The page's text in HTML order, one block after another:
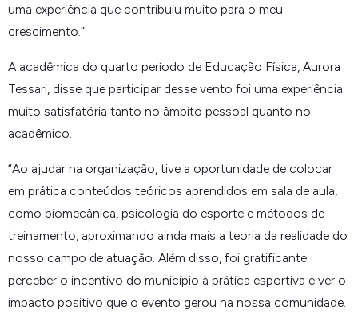
uma experiência que contribuiu muito para o meu
crescimento.”
A acadêmica do quarto período de Educação Física, Aurora
Tessari, disse que participar desse vento foi uma experiência
muito satisfatória tanto no âmbito pessoal quanto no
acadêmico.
“Ao ajudar na organização, tive a oportunidade de colocar
em prática conteúdos teóricos aprendidos em sala de aula,
como biomecânica, psicologia do esporte e métodos de
treinamento, aproximando ainda mais a teoria da realidade do
nosso campo de atuação. Além disso, foi gratificante
perceber o incentivo do município à prática esportiva e ver o
impacto positivo que o evento gerou na nossa comunidade.